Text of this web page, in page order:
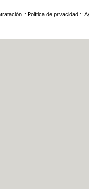
:: Política de privacidad ::